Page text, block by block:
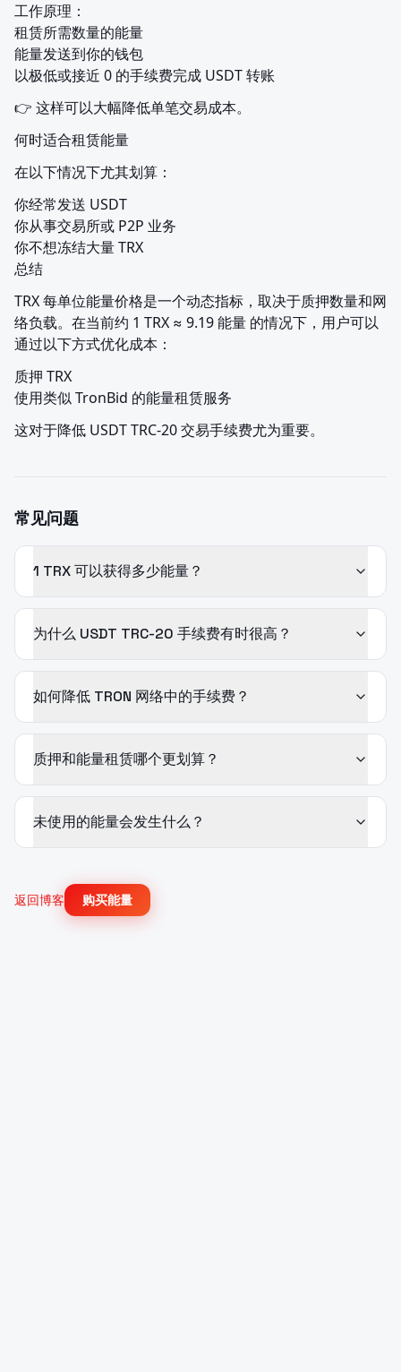
工作原理：
租赁所需数量的能量
能量发送到你的钱包
以极低或接近 0 的手续费完成 USDT 转账
👉 这样可以大幅降低单笔交易成本。
何时适合租赁能量
在以下情况下尤其划算：
你经常发送 USDT
你从事交易所或 P2P 业务
你不想冻结大量 TRX
总结
TRX 每单位能量价格是一个动态指标，取决于质押数量和网
络负载。在当前约 1 TRX ≈ 9.19 能量 的情况下，用户可以
通过以下方式优化成本：
质押 TRX
使用类似 TronBid 的能量租赁服务
这对于降低 USDT TRC-20 交易手续费尤为重要。
常见问题
1 TRX 可以获得多少能量？
为什么 USDT TRC-20 手续费有时很高？
如何降低 TRON 网络中的手续费？
质押和能量租赁哪个更划算？
未使用的能量会发生什么？
返回博客 购买能量